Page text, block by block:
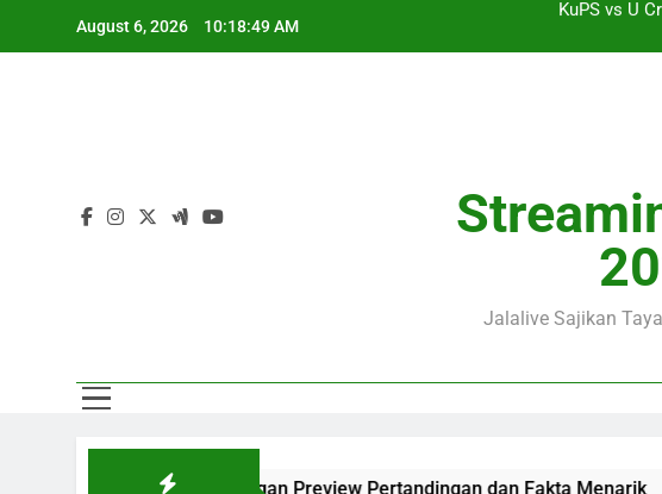
August 6, 2026 10:18:50 AM
Jalalive
KuPS vs U
Jalalive
Derby AC
Jalalive Sajikan
dengan Preview Pertandingan dan Fakta Menarik KuPS vs U